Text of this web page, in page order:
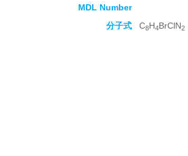
MDL Number
分子式 C8H4BrClN2